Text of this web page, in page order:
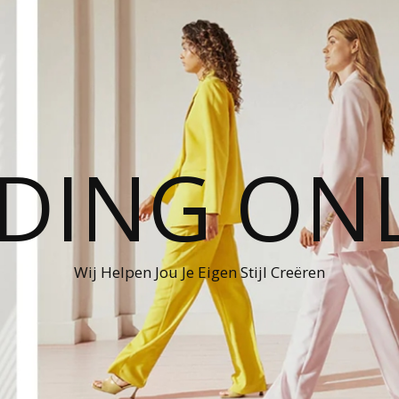
Wij Helpen Jou Je Eigen Stijl Creëren